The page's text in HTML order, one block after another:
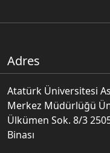
Adres
Atatürk Üniversitesi
Merkez Müdürlüğü
Ülkümen Sok. 8/3
Binası